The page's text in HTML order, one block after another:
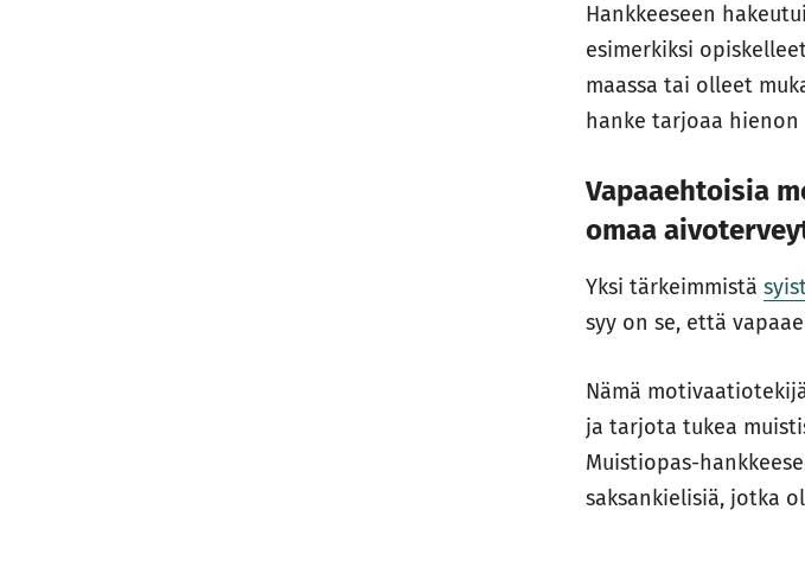
Hankkeeseen
esimerkiksi
maassa tai olleet
hanke tarjoaa
Vapaaehtoisia
omaa
Yksi tärkeimmistä
syy on se, että
Nämä
ja tarjota tukea
Muistiopas-
saksankielisiä, jotka